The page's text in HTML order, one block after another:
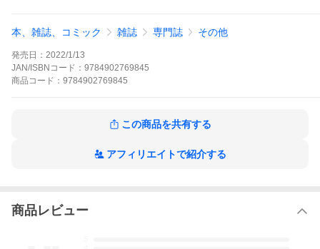
本、雑誌、コミック 雑誌 専門誌 その他
発売日： 2022/1/13
JAN/ISBNコード： 9784902769845
商品 コード： 9784902769845
この商品を共有する
アフィリエイトで紹介する
商品レビュー